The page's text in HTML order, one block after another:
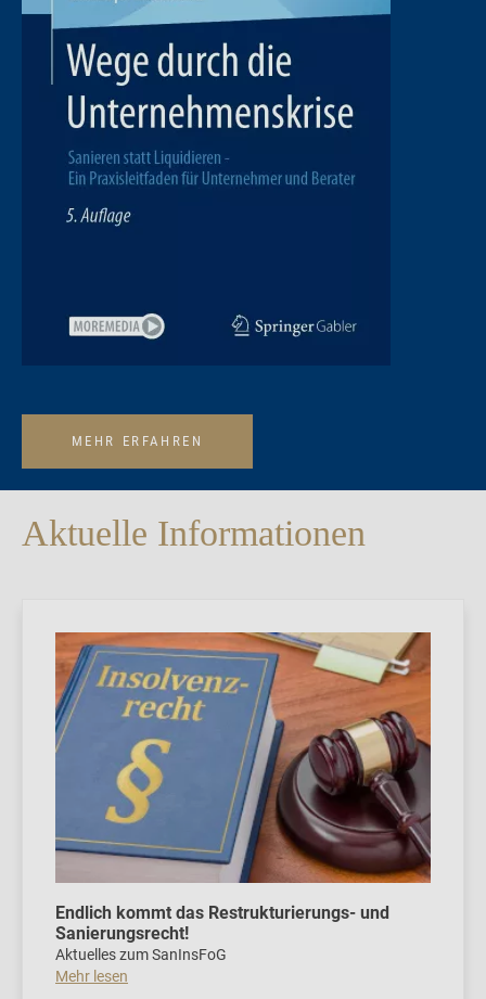
MEHR ERFAHREN
Aktuelle Informationen
Endlich kommt das Restrukturierungs- und
Sanierungsrecht!
Aktuelles zum SanInsFoG
Mehr lesen